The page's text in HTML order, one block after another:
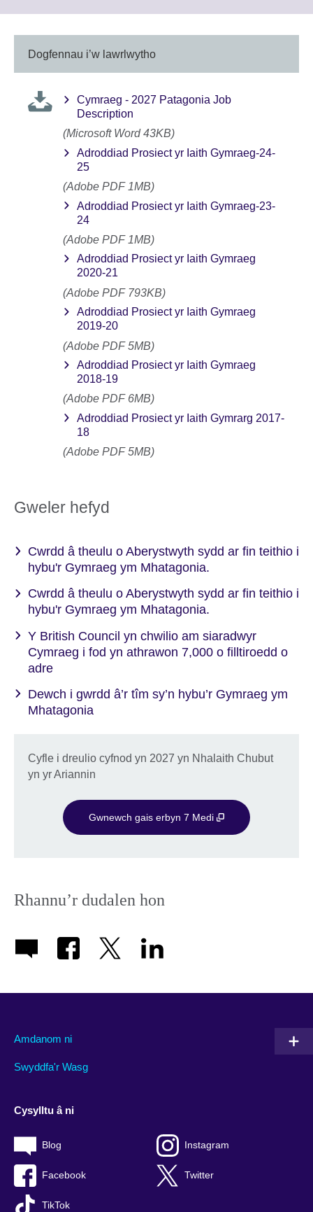
More
available.
Dogfennau i’w lawrlwytho
Cymraeg - 2027 Patagonia Job
Description
(Microsoft Word 43KB)
Adroddiad Prosiect yr Iaith Gymraeg-24-
25
(Adobe PDF 1MB)
Adroddiad Prosiect yr Iaith Gymraeg-23-
24
(Adobe PDF 1MB)
Adroddiad Prosiect yr Iaith Gymraeg
2020-21
(Adobe PDF 793KB)
Adroddiad Prosiect yr Iaith Gymraeg
2019-20
(Adobe PDF 5MB)
Adroddiad Prosiect yr Iaith Gymraeg
2018-19
(Adobe PDF 6MB)
Adroddiad Prosiect yr Iaith Gymrarg 2017-
18
(Adobe PDF 5MB)
Gweler hefyd
Cwrdd â theulu o Aberystwyth sydd ar fin teithio i
hybu'r Gymraeg ym Mhatagonia.
Cwrdd â theulu o Aberystwyth sydd ar fin teithio i
hybu'r Gymraeg ym Mhatagonia.
Y British Council yn chwilio am siaradwyr
Cymraeg i fod yn athrawon 7,000 o filltiroedd o
adre
Dewch i gwrdd â’r tîm sy’n hybu’r Gymraeg ym
Mhatagonia
Cyfle i dreulio cyfnod yn 2027 yn Nhalaith Chubut
yn yr Ariannin
Gwnewch gais erbyn 7 Medi
Rhannu’r dudalen hon
Amdanom ni
Swyddfa'r Wasg
Cysylltu â ni
Blog Instagram
Facebook Twitter
TikTok